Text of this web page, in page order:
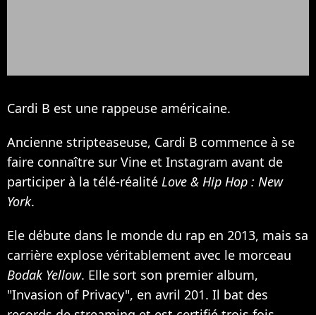
Cardi B est une rappeuse américaine.
Ancienne stripteaseuse, Cardi B commence à se
faire connaître sur Vine et Instagram avant de
participer à la télé-réalité Love & Hip Hop : New
York.
Ele débute dans le monde du rap en 2013, mais sa
carrière explose véritablement avec le morceau
Bodak Yellow. Elle sort son premier album,
"Invasion of Privacy", en avril 201. Il bat des